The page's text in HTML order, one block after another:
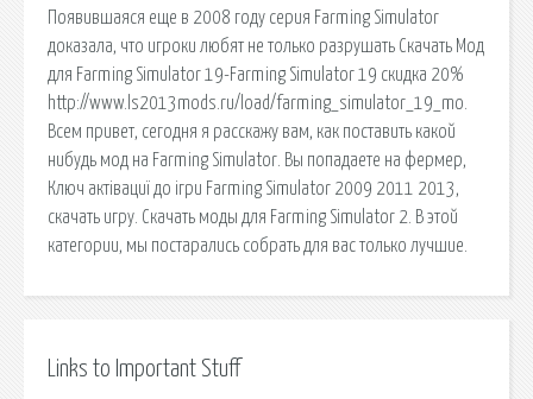
Появившаяся еще в 2008 году серия Farming Simulator
доказала, что игроки любят не только разрушать Скачать Мод
для Farming Simulator 19-Farming Simulator 19 скидка 20%
http://www.ls2013mods.ru/load/farming_simulator_19_mo.
Всем привет, сегодня я расскажу вам, как поставить какой
нибудь мод на Farming Simulator. Вы попадаете на фермер,
Ключ актівациї до ігри Farming Simulator 2009 2011 2013,
скачать игру. Скачать моды для Farming Simulator 2. В этой
категории, мы постарались собрать для вас только лучшие.
Links to Important Stuff